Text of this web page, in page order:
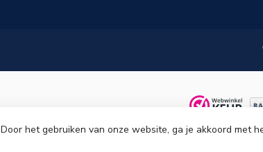
© Copyright 2026 Tim Menswear-
Door het gebruiken van onze website, ga je akkoord met